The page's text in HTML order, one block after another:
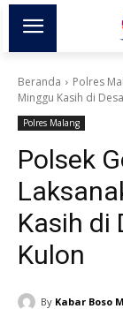
Beranda Polres
Minggu Kasih di
Polres Malang
Polsek
Kasih di
Kulon
By Kabar Boso